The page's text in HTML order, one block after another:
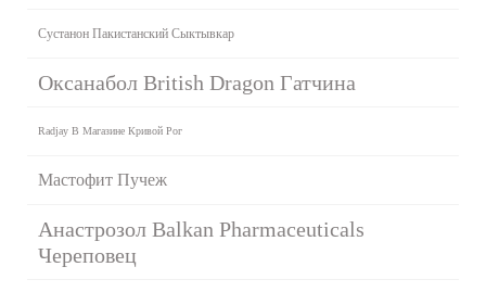
Сустанон Пакистанский Сыктывкар
Оксанабол British Dragon Гатчина
Radjay В Магазине Кривой Рог
Мастофит Пучеж
Анастрозол Balkan Pharmaceuticals
Череповец